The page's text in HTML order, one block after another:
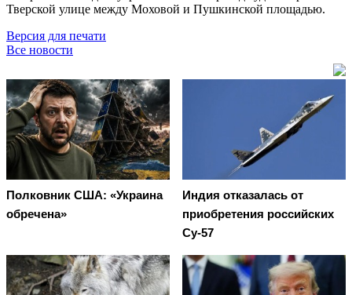
Тверской улице между Моховой и Пушкинской площадью.
Версия для печати
Все новости
Полковник США: «Украина
обречена»
Индия отказалась от
приобретения российских
Су-57